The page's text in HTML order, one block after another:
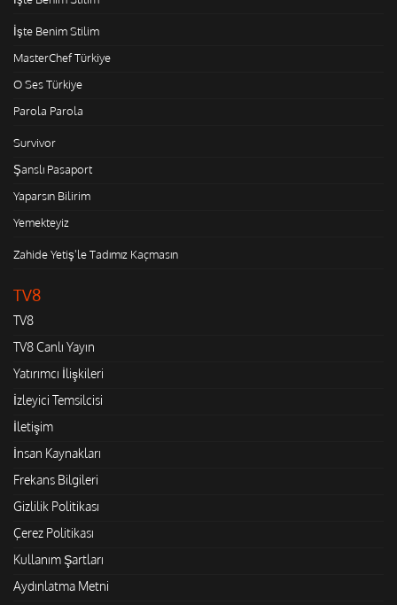
İşte Benim Stilim
MasterChef Türkiye
O Ses Türkiye
Parola Parola
Survivor
Şanslı Pasaport
Yaparsın Bilirim
Yemekteyiz
Zahide Yetiş'le Tadımız Kaçmasın
TV8
TV8
TV8 Canlı Yayın
Yatırımcı İlişkileri
İzleyici Temsilcisi
İletişim
İnsan Kaynakları
Frekans Bilgileri
Gizlilik Politikası
Çerez Politikası
Kullanım Şartları
Aydınlatma Metni